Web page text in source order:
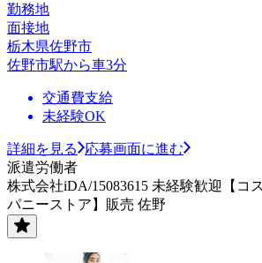
勤務地
面接地
栃木県佐野市
佐野市駅から車3分
交通費支給
未経験OK
詳細を見る
応募画面に進む
派遣労働者
株式会社iDA/15083615 未経験歓迎【コ
パニーストア】販売 佐野